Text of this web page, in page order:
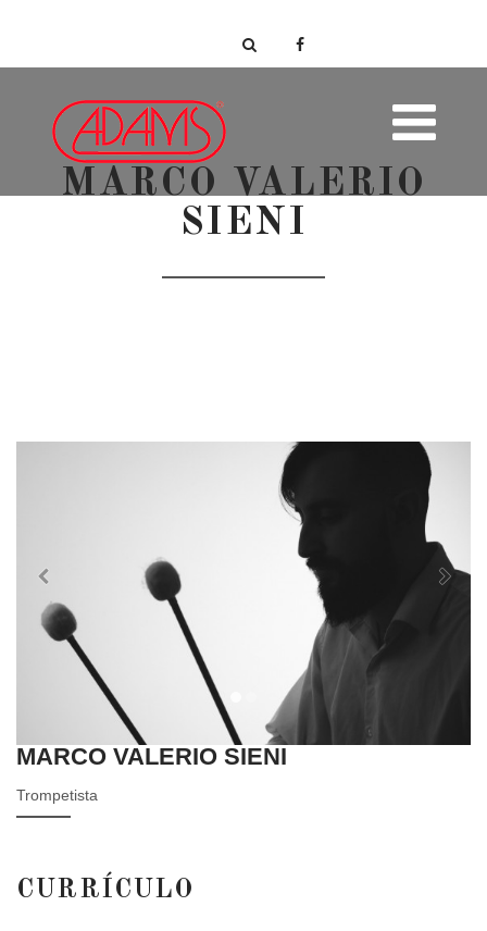
MARCO VALERIO
SIENI
Previous
MARCO VALERIO SIENI
Trompetista
CURRÍCULO